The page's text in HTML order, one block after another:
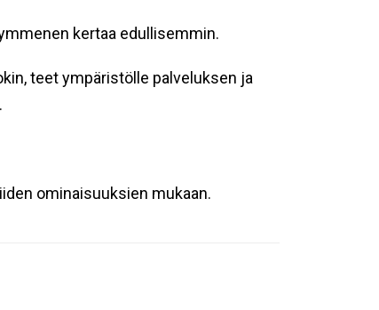
kertaa edullisemmin.
teet ympäristölle palveluksen ja
ominaisuuksien mukaan.